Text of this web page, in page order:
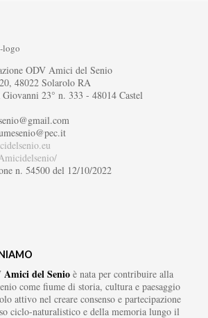
ODV Amici del Senio
48022 Solarolo RA
23° n. 333 - 48014 Castel
n. 54500 del 12/10/2022
Amici del Senioè nata per contribuire alla
come fiume di storia, cultura e paesaggio
attivo nel creare consenso e partecipazione
ciclo-naturalistico e della memoria lungo il